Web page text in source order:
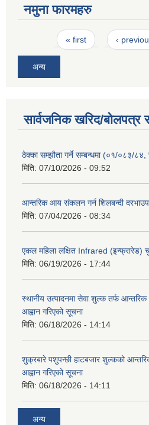
नमुना फारमहरु
Pages« first ‹
अन्य
सार्वजनिक खरिद/बोलपत्र
ठेक्का सम्झौता गर्ने सम्बन्धमा (०१/०८३/
मिति: 07/10/2026 - 09:52
आन्तरिक आय संकलन गर्न शिलबन्दी
मिति: 07/04/2026 - 08:34
एकल महिला लक्षित Infrared (इन्फ्रारेड)
मिति: 06/19/2026 - 17:44
स्थानीय उत्पादनमा सेवा शुल्क तर्फ
आह्वान गरिएको सूचना
मिति: 06/18/2026 - 14:14
शुक्रबारे पशुपन्छी हाटबजार शुल्कको
आह्वान गरिएको सूचना
मिति: 06/18/2026 - 14:11
अन्य